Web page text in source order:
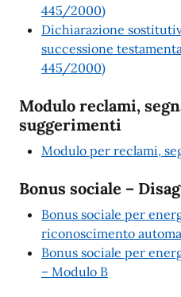
445/2000)
Dichiarazione
successione
445/2000)
Modulo reclami,
suggerimenti
Modulo per reclami,
Bonus sociale –
Bonus sociale per
riconoscimento
Bonus sociale per
– Modulo B